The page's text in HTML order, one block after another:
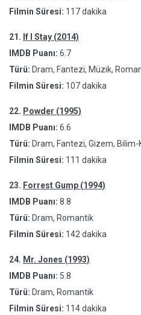
Filmin Süresi: 117 dakika
21. If I Stay (2014)
IMDB Puanı: 6.7
Türü: Dram, Fantezi, Müzik,
Filmin Süresi: 107 dakika
22. Powder (1995)
IMDB Puanı: 6.6
Türü: Dram, Fantezi, Gizem, Bilim-
Filmin Süresi: 111 dakika
23. Forrest Gump (1994)
IMDB Puanı: 8.8
Türü: Dram, Romantik
Filmin Süresi: 142 dakika
24. Mr. Jones (1993)
IMDB Puanı: 5.8
Türü: Dram, Romantik
Filmin Süresi: 114 dakika